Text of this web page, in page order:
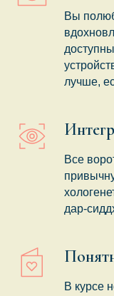
Вы
лучше,
Все
дар-
В курсе